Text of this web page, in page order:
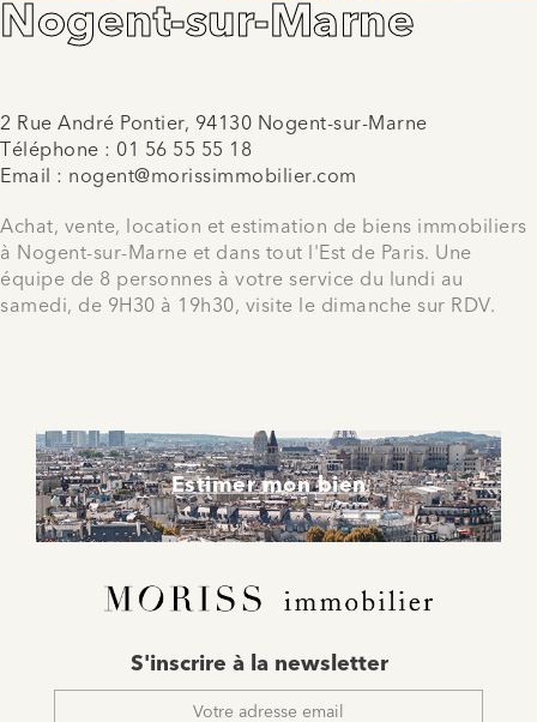
Nogent-sur-Marne
2 Rue André Pontier, 94130 Nogent-sur-Marne
Téléphone : 01 56 55 55 18
Email : nogent@morissimmobilier.com
Achat, vente, location et estimation de biens immobiliers
à Nogent-sur-Marne et dans tout l'Est de Paris. Une
équipe de 8 personnes à votre service du lundi au
samedi, de 9H30 à 19h30, visite le dimanche sur RDV.
Estimer mon bien
mail
S'inscrire à la newsletter